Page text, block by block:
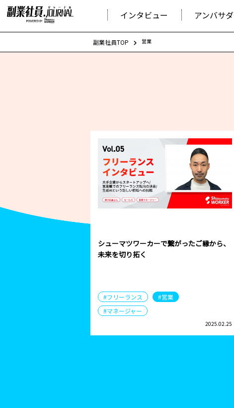
インタビュー アンバサ
副業社員TOP 営業
シューマツワーカーで繋がったご縁から、
未来を切り拓く
#フリーランス
#営業
#マネージャー
2025.02.25